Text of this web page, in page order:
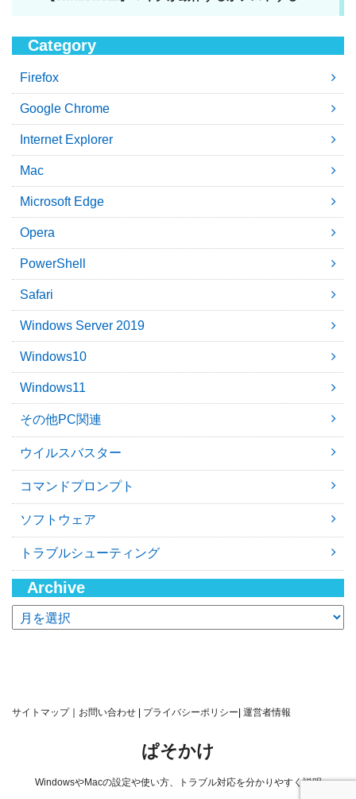
Category
Firefox
Google Chrome
Internet Explorer
Mac
Microsoft Edge
Opera
PowerShell
Safari
Windows Server 2019
Windows10
Windows11
その他PC関連
ウイルスバスター
コマンドプロンプト
ソフトウェア
トラブルシューティング
Archive
ア
ー
サイトマップ｜ お問い合わせ | プライバシーポリシー| 運営者情報
ぱそかけ
WindowsやMacの設定や使い方、トラブル対応を分かりやすく説明